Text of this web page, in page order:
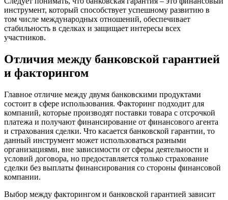
инструмент, который способствует успешному развитию в
том числе международных отношений, обеспечивает
стабильность в сделках и защищает интересы всех
участников.
Отличия между банковской гарантией
и факторингом
Главное отличие между двумя банковскими продуктами
состоит в сфере использования. Факторинг подходит для
компаний, которые производят поставки товара с отсрочкой
платежа и получают финансирование от финансового агента
и страхования сделки. Что касается банковской гарантии, то
данный инструмент может использоваться разными
организациями, вне зависимости от сферы деятельности и
условий договора, но предоставляется только страхование
сделки без выплаты финансирования со стороны финансовой
компании.
Выбор между факторингом и банковской гарантией зависит